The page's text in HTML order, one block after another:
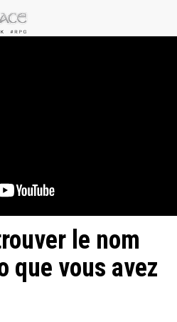
le nom
que vous avez